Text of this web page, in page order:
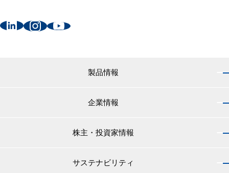
製品情報
小型船舶・漁船用塗料・漁網用防汚剤
企業情報
株主・投資家情報
株主・投資家情報 トップサステナビリティ